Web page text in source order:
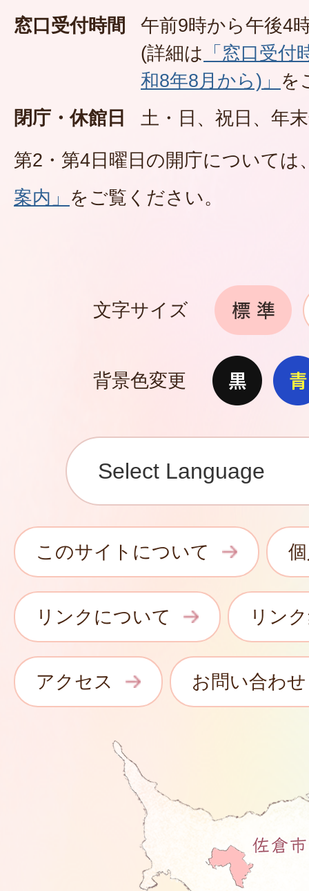
窓口受付時間
午前9時から午後4
(詳細は 「窓口受
和8年8月から)」 を
閉庁・休館日
土・日、祝日、年
第2・第4日曜日の開庁については
案内」 をご覧ください。
文字サイズ
背景色変更
このサイトについて
リンクについて リン
アクセス お問い合わせ